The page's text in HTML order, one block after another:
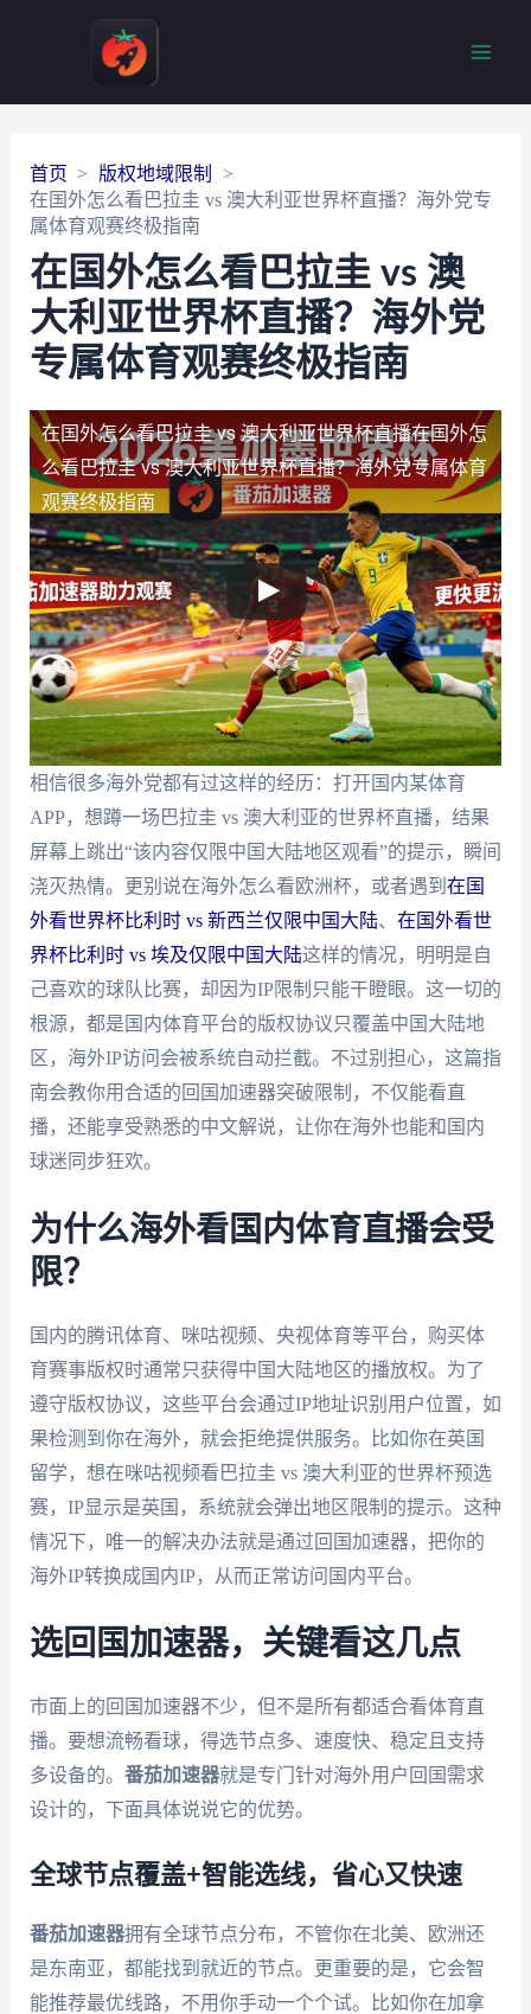
首页
版权地域限制
在国外怎么看巴拉圭 vs 澳大利亚世界杯直播？海外党专
属体育观赛终极指南
在国外怎么看巴拉圭 vs 澳
大利亚世界杯直播？海外党
专属体育观赛终极指南
在国外怎么看巴拉圭 vs 澳大利亚世界杯直播在国外怎
么看巴拉圭 vs 澳大利亚世界杯直播？海外党专属体育
观赛终极指南
相信很多海外党都有过这样的经历：打开国内某体育
APP，想蹲一场巴拉圭 vs 澳大利亚的世界杯直播，结果
屏幕上跳出“该内容仅限中国大陆地区观看”的提示，瞬间
浇灭热情。更别说在海外怎么看欧洲杯，或者遇到 在国
外看世界杯比利时 vs 新西兰仅限中国大陆、 在国外看世
界杯比利时 vs 埃及仅限中国大陆这样的情况，明明是自
己喜欢的球队比赛，却因为IP限制只能干瞪眼。这一切的
根源，都是国内体育平台的版权协议只覆盖中国大陆地
区，海外IP访问会被系统自动拦截。不过别担心，这篇指
南会教你用合适的回国加速器突破限制，不仅能看直
播，还能享受熟悉的中文解说，让你在海外也能和国内
球迷同步狂欢。
为什么海外看国内体育直播会受
限？
国内的腾讯体育、咪咕视频、央视体育等平台，购买体
育赛事版权时通常只获得中国大陆地区的播放权。为了
遵守版权协议，这些平台会通过IP地址识别用户位置，如
果检测到你在海外，就会拒绝提供服务。比如你在英国
留学，想在咪咕视频看巴拉圭 vs 澳大利亚的世界杯预选
赛，IP显示是英国，系统就会弹出地区限制的提示。这种
情况下，唯一的解决办法就是通过回国加速器，把你的
海外IP转换成国内IP，从而正常访问国内平台。
选回国加速器，关键看这几点
市面上的回国加速器不少，但不是所有都适合看体育直
播。要想流畅看球，得选节点多、速度快、稳定且支持
多设备的。 番茄加速器就是专门针对海外用户回国需求
设计的，下面具体说说它的优势。
全球节点覆盖+智能选线，省心又快速
番茄加速器拥有全球节点分布，不管你在北美、欧洲还
是东南亚，都能找到就近的节点。更重要的是，它会智
能推荐最优线路，不用你手动一个个试。比如你在加拿